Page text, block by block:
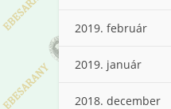
2019. február
2019. január
2018. december